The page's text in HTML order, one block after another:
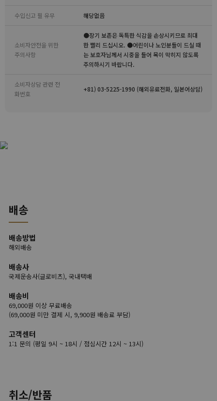
수입신고 필 유무 해당없음
소비자안전을 위한
주의사항
●장기 보존은 독특한 식감을 손상시키므로 최대
한 빨리 드십시오. ●어린이나 노인분들이 드실 때
는 보호자님께서 시중을 들어 목이 막히지 않도록
주의하시기 바랍니다.
소비자상담 관련 전
화번호
+81) 03-5225-1990 (해외유료전화, 일본어상담)
배송
배송방법
해외배송
배송사
국제운송사(글로비츠), 국내택배
배송비
69,000원 이상 무료배송
(69,000원 미만 결제 시, 9,900원 배송료 부담)
고객센터
1:1 문의 (평일 9시 ~ 18시 / 점심시간 12시 ~ 13시)
취소/반품